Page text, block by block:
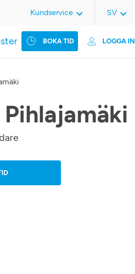
BOKA TID LOGGA IN
Kundservice SV